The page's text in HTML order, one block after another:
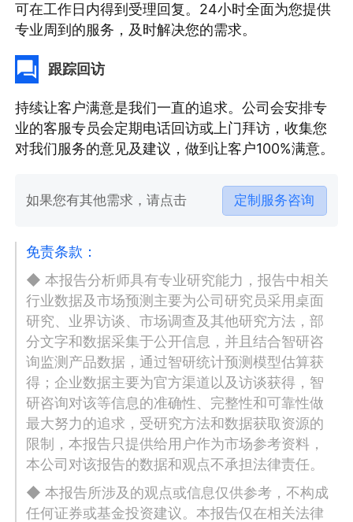
可在工作日内得到受理回复。24小时全面为您提供
专业周到的服务，及时解决您的需求。
跟踪回访
持续让客户满意是我们一直的追求。公司会安排专
业的客服专员会定期电话回访或上门拜访，收集您
对我们服务的意见及建议，做到让客户100%满意。
如果您有其他需求，请点击 定制服务咨询
免责条款：
◆ 本报告分析师具有专业研究能力，报告中相关
行业数据及市场预测主要为公司研究员采用桌面
研究、业界访谈、市场调查及其他研究方法，部
分文字和数据采集于公开信息，并且结合智研咨
询监测产品数据，通过智研统计预测模型估算获
得；企业数据主要为官方渠道以及访谈获得，智
研咨询对该等信息的准确性、完整性和可靠性做
最大努力的追求，受研究方法和数据获取资源的
限制，本报告只提供给用户作为市场参考资料，
本公司对该报告的数据和观点不承担法律责任。
◆ 本报告所涉及的观点或信息仅供参考，不构成
任何证券或基金投资建议。本报告仅在相关法律